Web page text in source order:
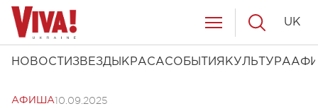
НОВОСТИ ЗВЕЗДЫ КРАСАСОБЫТИЯ КУЛЬТУРА
UK
АФИША10.09.2025